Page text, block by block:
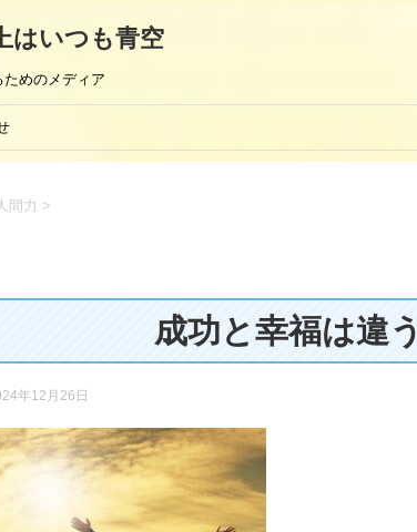
はいつも青空
めのメディア
間力 >
成功と幸福は違う
年12月26日